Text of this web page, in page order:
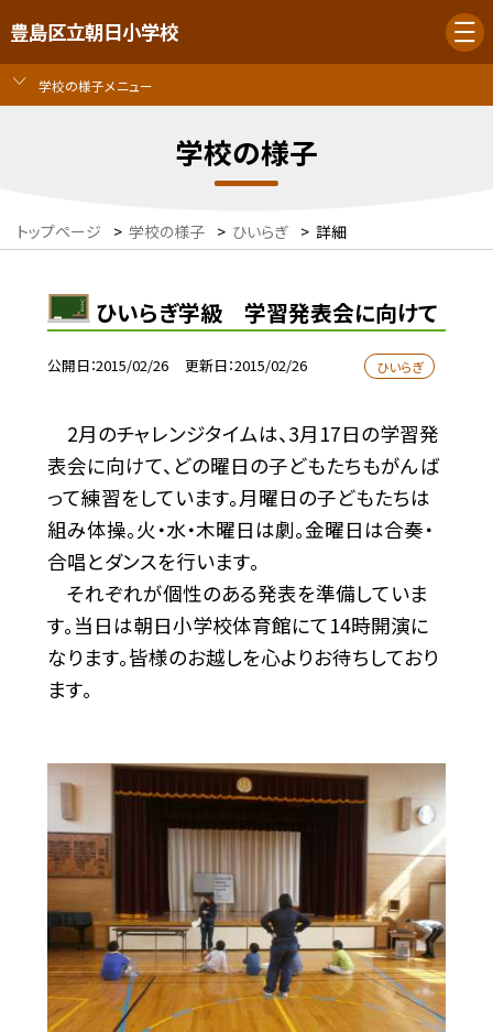
豊島区立朝日小学校
学校の様子メニュー
学校の様子
トップページ > 学校の様子 > ひいらぎ > 詳細
ひいらぎ学級 学習発表会に向けて
公開日 2015/02/26 更新日 2015/02/26 ひいらぎ
2月のチャレンジタイムは、3月17日の学習発
表会に向けて、どの曜日の子どもたちもがんば
って練習をしています。月曜日の子どもたちは
組み体操。火・水・木曜日は劇。金曜日は合奏・
合唱とダンスを行います。
それぞれが個性のある発表を準備していま
す。当日は朝日小学校体育館にて14時開演に
なります。皆様のお越しを心よりお待ちしており
ます。